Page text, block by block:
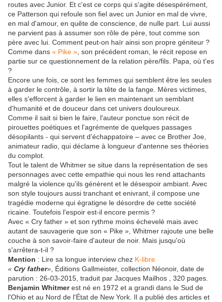
routes avec Junior. Et c'est ce corps qui s'agite désespérément,
ce Patterson qui refoule son fiel avec un Junior en mal de vivre,
en mal d'amour, en quête de conscience, de nulle part. Lui aussi
ne parvient pas à assumer son rôle de père, tout comme son
père avec lui. Comment peut-on haïr ainsi son propre géniteur ?
Comme dans « Pike » , son précédent roman, le récit repose en
partie sur ce questionnement de la relation père/fils. Papa, où t'es
?
Encore une fois, ce sont les femmes qui semblent être les seules
à garder le contrôle, à sortir la tête de la fange. Mères victimes,
elles s'efforcent à garder le lien en maintenant un semblant
d'humanité et de douceur dans cet univers douloureux.
Comme il sait si bien le faire, l'auteur ponctue son récit de
pirouettes poétiques et l'agrémente de quelques passages
désopilants - qui servent d’échappatoire – avec ce Brother Joe,
animateur radio, qui déclame à longueur d'antenne ses théories
du complot.
Tout le talent de Whitmer se situe dans la représentation de ses
personnages avec cette empathie qui nous les rend attachants
malgré la violence qu'ils génèrent et le désespoir ambiant. Avec
son style toujours aussi tranchant et enivrant, il compose une
tragédie moderne qui égratigne le désordre de cette société
ricaine. Toutefois l'espoir est-il encore permis ?
Avec « Cry father » et son rythme moins échevelé mais avec
autant de sauvagerie que son « Pike », Whitmer rajoute une belle
couche à son savoir-faire d'auteur de noir. Mais jusqu'où
s'arrêtera-t-il ?
Mention : Lire sa longue interview chez K-libre
« Cry father» , Éditions Gallmeister, collection Néonoir, date de
parution : 26-03-2015, traduit par Jacques Mailhos , 320 pages.
Benjamin Whitmerest né en 1972 et a grandi dans le Sud de
l'Ohio et au Nord de l'État de New York. Il a publié des articles et